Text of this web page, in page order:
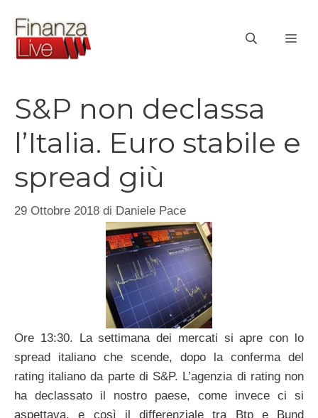
contenuto
S&P non declassa
l’Italia. Euro stabile e
spread giù
29 Ottobre 2018 di Daniele Pace
Ore 13:30. La settimana dei mercati si apre con lo
spread italiano che scende, dopo la conferma del
rating italiano da parte di S&P. L’agenzia di rating non
ha declassato il nostro paese, come invece ci si
aspettava, e così il differenziale tra Btp e Bund